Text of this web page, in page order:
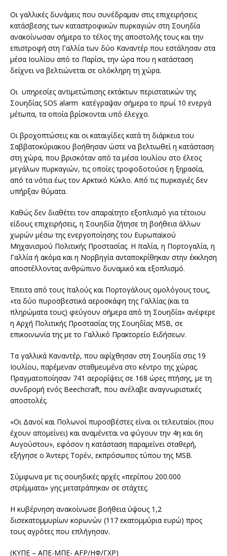
Οι γαλλικές δυνάμεις που συνέδραμαν στις επιχειρήσεις
κατάσβεσης των καταστροφικών πυρκαγιών στη Σουηδία
ανακοίνωσαν σήμερα το τέλος της αποστολής τους και την
επιστροφή στη Γαλλία των δύο Καναντέρ που εστάλησαν στα
μέσα Ιουλίου από το Παρίσι, την ώρα που η κατάσταση
δείχνει να βελτιώνεται σε ολόκληρη τη χώρα.
Οι υπηρεσίες αντιμετώπισης εκτάκτων περιστατικών της
Σουηδίας SOS alarm κατέγραψαν σήμερα το πρωί 10 ενεργά
μέτωπα, τα οποία βρίσκονται υπό έλεγχο.
Οι βροχοπτώσεις και οι καταιγίδες κατά τη διάρκεια του
Σαββατοκύριακου βοήθησαν ώστε να βελτιωθεί η κατάσταση
στη χώρα, που βρισκόταν από τα μέσα Ιουλίου στο έλεος
μεγάλων πυρκαγιών, τις οποίες τροφοδοτούσε η ξηρασία,
από τα νότια έως τον Αρκτικό Κύκλο. Από τις πυρκαγιές δεν
υπήρξαν θύματα.
Καθώς δεν διαθέτει τον απαραίτητο εξοπλισμό για τέτοιου
είδους επιχειρήσεις, η Σουηδία ζήτησε τη βοήθεια άλλων
χωρών μέσω της ενεργοποίησης του Ευρωπαϊκού
Μηχανισμού Πολιτικής Προστασίας. Η Ιταλία, η Πορτογαλία, η
Γαλλία ή ακόμα και η Νορβηγία ανταποκρίθηκαν στην έκκληση
αποστέλλοντας ανθρώπινο δυναμικό και εξοπλισμό.
Έπειτα από τους Ιταλούς και Πορτογάλους ομολόγους τους,
«τα δύο πυροσβεστικά αεροσκάφη της Γαλλίας (και τα
πληρώματα τους) φεύγουν σήμερα από τη Σουηδία» ανέφερε
η Αρχή Πολιτικής Προστασίας της Σουηδίας MSB, σε
επικοινωνία της με το Γαλλικό Πρακτορείο Ειδήσεων.
Τα γαλλικά Καναντέρ, που αφίχθησαν στη Σουηδία στις 19
Ιουλίου, παρέμεναν σταθμευμένα στο κέντρο της χώρας.
Πραγματοποίησαν 741 αερορίψεις σε 168 ώρες πτήσης, με τη
συνδρομή ενός Beechcraft, που ανέλαβε αναγνωριστικές
αποστολές.
«Οι Δανοί και Πολωνοί πυροσβέστες είναι οι τελευταίοι (που
έχουν απομείνει) και αναμένεται να φύγουν την 4η και 6η
Αυγούστου», εφόσον η κατάσταση παραμείνει σταθερή,
εξήγησε ο Άντερς Τορέν, εκπρόσωπος τύπου της MSB.
Σύμφωνα με τις σουηδικές αρχές «περίπου 200.000
στρέμματα» γης μετατράπηκαν σε στάχτες.
Η κυβέρνηση ανακοίνωσε βοήθεια ύψους 1,2
δισεκατομμυρίων κορωνών (117 εκατομμύρια ευρώ) προς
τους αγρότες που επλήγησαν.
(ΚΥΠΕ – ΑΠΕ-ΜΠΕ- AFP/ΗΦ/ΓΧΡ)